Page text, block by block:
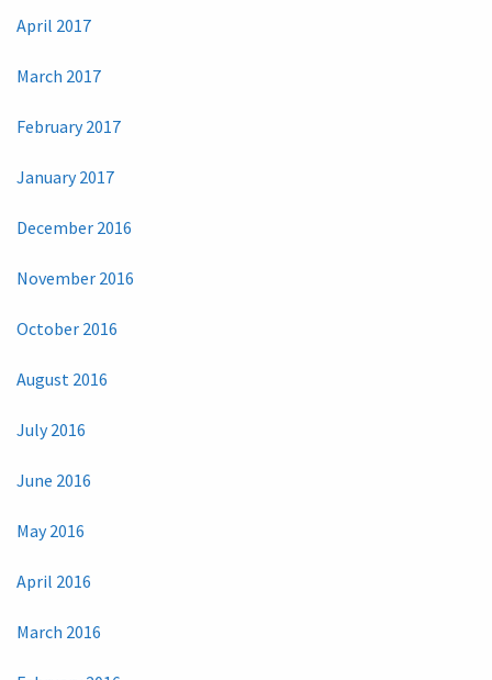
April 2017
March 2017
February 2017
January 2017
December 2016
November 2016
October 2016
August 2016
July 2016
June 2016
May 2016
April 2016
March 2016